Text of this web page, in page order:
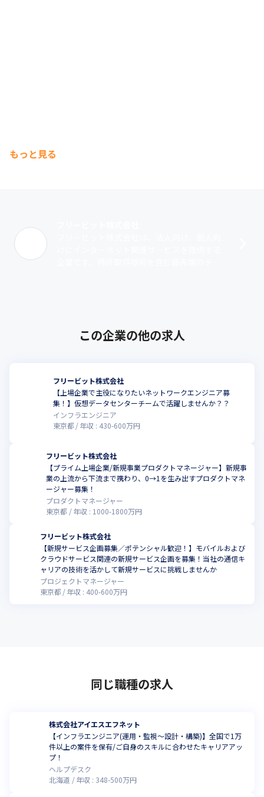
もっと見る
この企業の他の求人
フリービット株式会社
【上場企業で主役になりたいネットワークエンジニア募
集！】仮想データセンターチームで活躍しませんか？？
インフラエンジニア
東京都
年収 : 430-600万円
フリービット株式会社
【プライム上場企業/新規事業プロダクトマネージャー】新規事
業の上流から下流まで携わり、0→1を生み出すプロダクトマネ
ージャー募集！
プロダクトマネージャー
東京都
年収 : 1000-1800万円
フリービット株式会社
【新規サービス企画募集／ポテンシャル歓迎！】モバイルおよび
クラウドサービス関連の新規サービス企画を募集！当社の通信キ
ャリアの技術を活かして新規サービスに挑戦しませんか
プロジェクトマネージャー
東京都
年収 : 400-600万円
同じ職種の求人
株式会社アイエスエフネット
【インフラエンジニア(運用・監視～設計・構築)】全国で1万
件以上の案件を保有/ご自身のスキルに合わせたキャリアアッ
プ！
ヘルプデスク
北海道
年収 : 348-500万円